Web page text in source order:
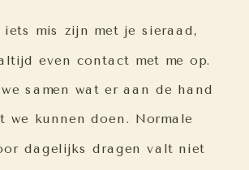
iets mis zijn met je sieraad,
even contact met me op.
samen wat er aan de hand
we kunnen doen. Normale
dagelijks dragen valt niet